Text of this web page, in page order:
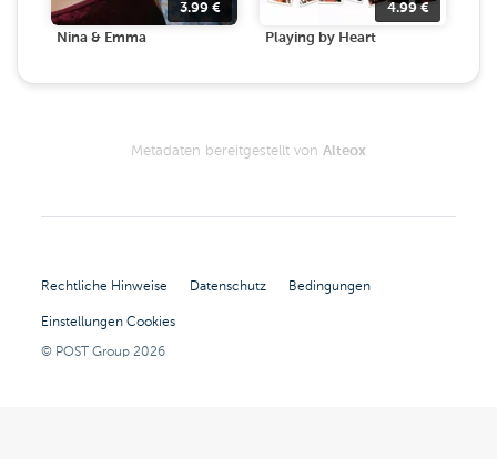
3.99 €
Nina & Emma
4.99€
Playing by Heart
Metadaten bereitgestellt von Alteox
Rechtliche Hinweise Datenschutz Bedingungen
Einstellungen Cookies
© POST Group2026